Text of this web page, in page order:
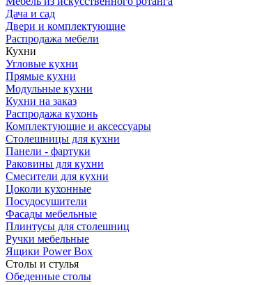
Дача и сад
Двери и комплектующие
Распродажа мебели
Кухни
Угловые кухни
Прямые кухни
Модульные кухни
Кухни на заказ
Распродажа кухонь
Комплектующие и аксессуары
Столешницы для кухни
Панели - фартуки
Раковины для кухни
Смесители для кухни
Цоколи кухонные
Посудосушители
Фасады мебельные
Плинтусы для столешниц
Ручки мебельные
Ящики Power Box
Столы и стулья
Обеденные столы